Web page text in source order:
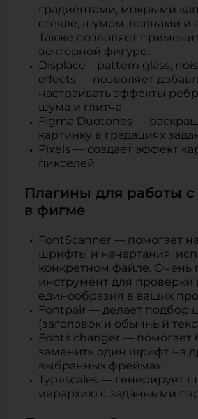
градиентами, мокрыми
стекле, шумом, волнами и
Также позволяет
векторной фигуре.
Displace – pattern glass,
effects — позволяет
настраивать эффекты
шума и глитча
Figma Duotones —
картинку в градациях
Pixels — создает эффект
пикселей
Плагины для работы
в фигме
FontScanner — помогает
шрифты и начертания,
конкретном файле. Очень
инструмент для
единообразия в ваших
Fontpair — делает подбор
(заголовок и обычный
Fonts changer — помогает
заменить один шрифт на
выбранных фреймах
Typescales — генерирует
иерархию с заданными